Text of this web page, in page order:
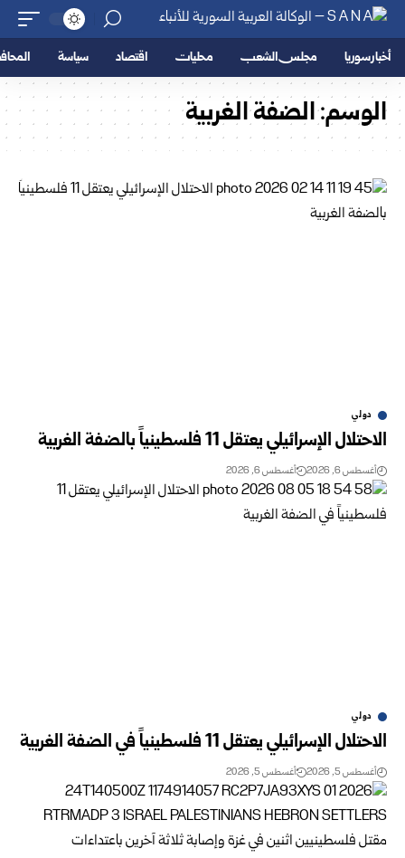
أخبار سوريا مجلس الشعب محليات اقتصاد سياسة
الوسم:الضفة الغربية
دولي
الاحتلال الإسرائيلي يعتقل 11 فلسطينياً بالضفة الغربية
أغسطس 6, 2026 أغسطس 6, 2026
دولي
الاحتلال الإسرائيلي يعتقل 11 فلسطينياً في الضفة الغربية
أغسطس 5, 2026 أغسطس 5, 2026